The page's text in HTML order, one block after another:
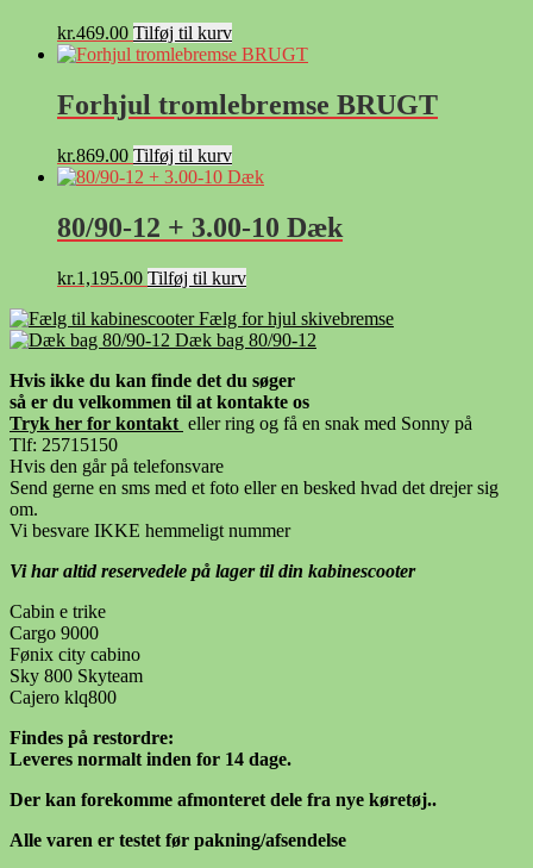
kr.469.00 Tilføj til kurv
Forhjul tromlebremse BRUGT
kr.869.00 Tilføj til kurv
80/90-12 + 3.00-10 Dæk
kr.1,195.00 Tilføj til kurv
Fælg for hjul skivebremse
Dæk bag 80/90-12
Hvis ikke du kan finde det du søger
så er du velkommen til at kontakte os
Tryk her for kontakt eller ring og få en snak med Sonny på
Tlf: 25715150
Hvis den går på telefonsvare
Send gerne en sms med et foto eller en besked hvad det drejer sig
om.
Vi besvare IKKE hemmeligt nummer
Vi har altid reservedele på lager til din kabinescooter
Cabin e trike
Cargo 9000
Fønix city cabino
Sky 800 Skyteam
Cajero klq800
Findes på restordre:
Leveres normalt inden for 14 dage.
Der kan forekomme afmonteret dele fra nye køretøj..
Alle varen er testet før pakning/afsendelse